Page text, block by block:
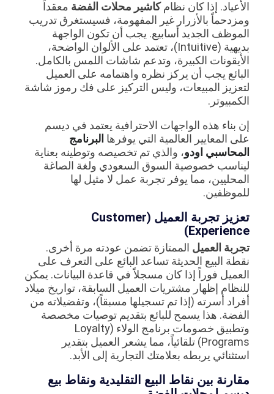
الأعياد. إذا كان نظامكاشير محلات الفضة معقداً
ومزدحماً بالأزرار غير المفهومة، فسيستغرق تدريب
الموظف الجديد أسابيع. يجب أن تكون الواجهة
بديهية (Intuitive)، تعتمد على الألوان الواضحة،
الأيقونات الكبيرة، وتدعم شاشات اللمس بالكامل.
البائع يجب أن يركز نظره واهتمامه على العميل
لتعزيز المبيعات، وليس التركيز على فك رموز شاشة
الكمبيوتر.
إن بناء هذه الواجهات الاحترافية يعتمد في ديسم
على المعايير العالمية التي يوفرها البرنامج
المحاسبي اودو، والذي تم تخصيصه وتوطينه بعناية
ليناسب خصوصية السوق السعودي ولغة الصاغة
المحليين، مما يوفر تجربة عمل لا مثيل لها
للموظفين.
تعزيز تجربة العميل (Customer
Experience)
تجربة العميل الممتازة تضمن عودته مرة أخرى.
نقطة البيع الحديثة تساعد البائع على التعرف على
العميل فوراً إذا كان مسجلاً في قاعدة البيانات. يمكن
للنظام إظهار مشتريات العميل السابقة، تواريخ ميلاد
أفراد أسرته (إذا تم تسجيلها مسبقاً)، وتفضيلاته من
الفضة. هذا يسمح للبائع بتقديم توصيات مخصصة
وتطبيق خصومات برنامج الولاء (Loyalty
Programs) تلقائياً، مما يشعر العميل بتقدير
استثنائي يربطه بعلامتك التجارية إلى الأبد.
مقارنة بين نقاط البيع التقليدية ونقاط بيع